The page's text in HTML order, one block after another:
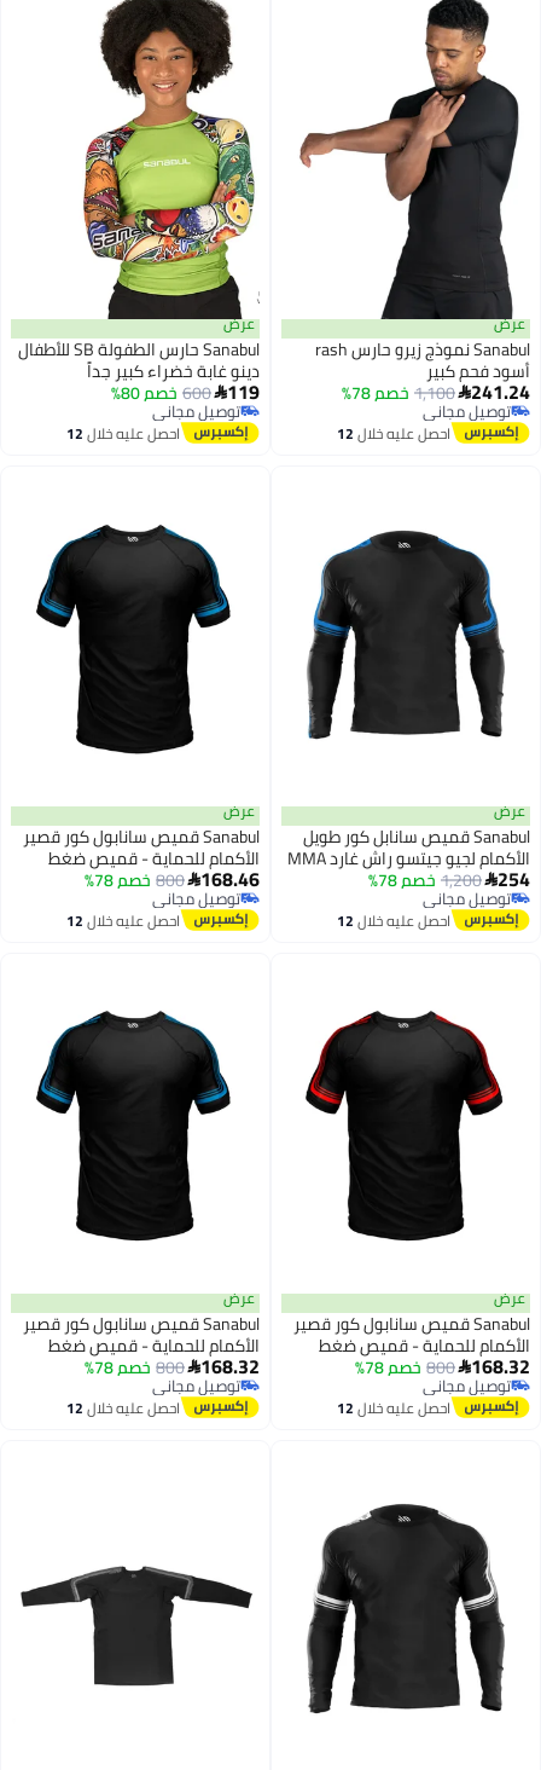
Sanabul نموذج زيرو حارس rash
كبير

1,100خصم 78%
احصل عليه خلال12
اغسطس
عرض
Sanabul حارس الطفولة SB للأطفال
دينو غابة خضراء كبير جداً
600خصم 80%
توصيل مجاني
توصيل مجانياحصل عليه خلال12
اغسطس
Sanabul قميص سانابل كور طويل
الأكمام لجيو جيتسو راش غارد MMA
خصم 78%
احصل عليه خلال12
اغسطس
عرض
Sanabul قميص سانابول كور قصير
الأكمام للحماية - قميص ضغط
سريع الجفاف للرجال أسود/أزرق،

800خصم 78%
توصيل مجاني
توصيل مجانياحصل عليه خلال12
اغسطس
Sanabul قميص سانابول كور قصير
للحماية - قميص ضغط
للرجال أسود/أحمر،800خصم 78%
احصل عليه خلال12
اغسطس
عرض
Sanabul قميص سانابول كور قصير
الأكمام للحماية - قميص ضغط
سريع الجفاف للرجال أسود/أزرق،
800خصم 78%
توصيل مجاني
توصيل مجانياحصل عليه خلال12
اغسطس